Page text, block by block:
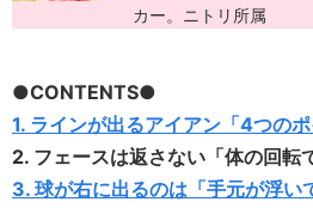
カー。ニトリ所属
●CONTENTS●
1. ラインが出るアイアン「4つのポ
2. フェースは返さない「体の回転
3. 球が右に出るのは「手元が浮い